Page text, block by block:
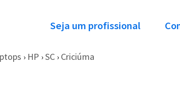
Seja um profissional
› HP › SC › Criciúma